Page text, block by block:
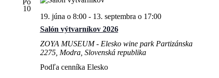
Po
10
Salón výtvarníkov 2026
19. júna o 8:00- 13. septembra o 17:00
ZOYA MUSEUM - Elesko wine park Partizánska
2275, Modra, Slovenská republika
Podľa cenníka Elesko